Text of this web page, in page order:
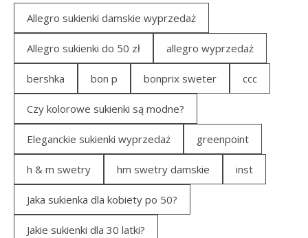
Allegro sukienki damskie wyprzedaż
Allegro sukienki do 50 zł allegro wyprzedaż
bershka bon p bonprix sweter ccc
Czy kolorowe sukienki są modne?
Eleganckie sukienki wyprzedaż greenpoint
h & m swetry hm swetry damskie inst
Jaka sukienka dla kobiety po 50?
Jakie sukienki dla 30 latki?